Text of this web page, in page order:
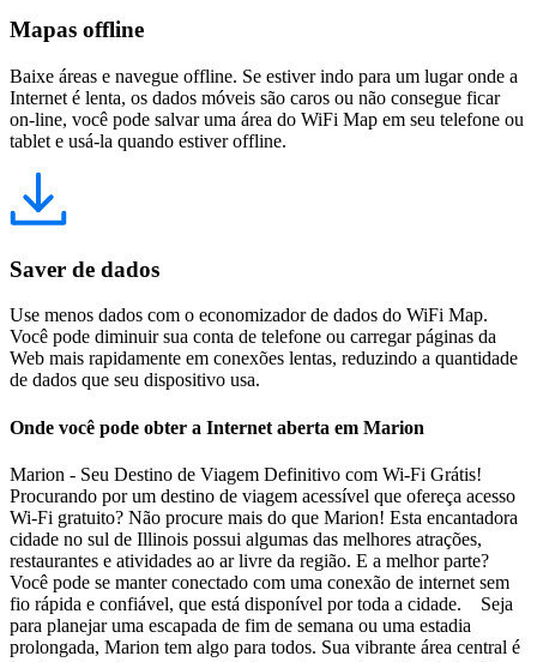
Mapas offline
Baixe áreas e navegue offline. Se estiver indo para um lugar onde a
Internet é lenta, os dados móveis são caros ou não consegue ficar
on-line, você pode salvar uma área do WiFi Map em seu telefone ou
tablet e usá-la quando estiver offline.
Saver de dados
Use menos dados com o economizador de dados do WiFi Map.
Você pode diminuir sua conta de telefone ou carregar páginas da
Web mais rapidamente em conexões lentas, reduzindo a quantidade
de dados que seu dispositivo usa.
Onde você pode obter a Internet aberta em Marion
Marion - Seu Destino de Viagem Definitivo com Wi-Fi Grátis!
Procurando por um destino de viagem acessível que ofereça acesso
Wi-Fi gratuito? Não procure mais do que Marion! Esta encantadora
cidade no sul de Illinois possui algumas das melhores atrações,
restaurantes e atividades ao ar livre da região. E a melhor parte?
Você pode se manter conectado com uma conexão de internet sem
fio rápida e confiável, que está disponível por toda a cidade. Seja
para planejar uma escapada de fim de semana ou uma estadia
prolongada, Marion tem algo para todos. Sua vibrante área central é